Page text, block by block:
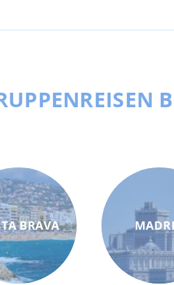
BRAVA